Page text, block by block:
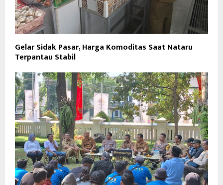
Gelar Sidak Pasar, Harga Komoditas Saat Nataru
Terpantau Stabil